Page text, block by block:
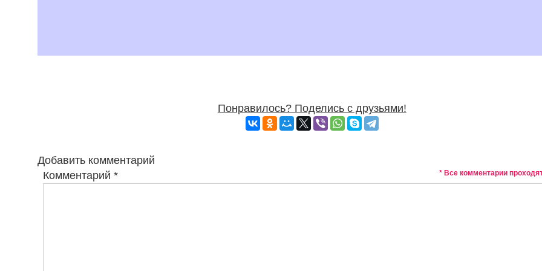
Понравилось? Поделись с друзьями!
Добавить комментарий
* Все комментарии
Комментарий*